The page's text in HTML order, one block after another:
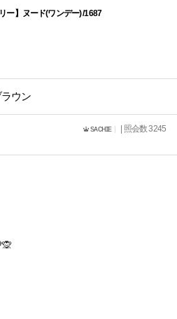
ー】ヌード(ワンデー) /1687
ウン
sᴀᴄʜɪᴇ
| 照会数 3245